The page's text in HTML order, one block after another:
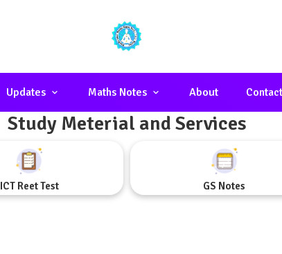
Updates Maths Notes About Contact
Study Meterial and Services
ICT Reet Test GS Notes